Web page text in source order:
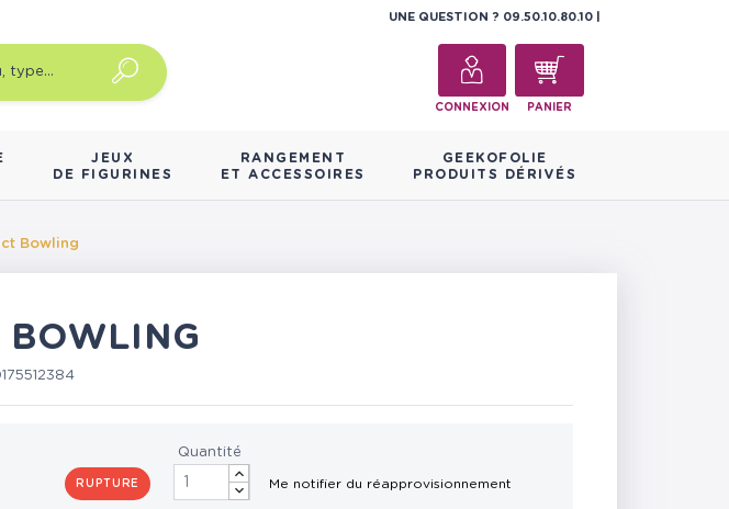
UNE QUESTION ? 09.50.10.80.10
CONNEXION PANIER
JEUX
DE FIGURINES
RANGEMENT
ET ACCESSOIRES
GEEKOFOLIE
PRODUITS DÉRIVÉS
Bowling
BOWLING
RUPTURE
Quantité